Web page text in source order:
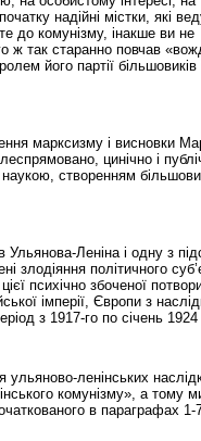
надійні містки, які
до комунізму, інакше ви не
ж так старанно повчав
його партії більшовиків
марксизму і висновки
цинічно і
створенням
Леніна і одну з
злодіяння політичного
психічно збоченої
імперії, Європи з
з 1917-го по січень 1924
ленінських
комунізму», а тому
в параграфах 1-7